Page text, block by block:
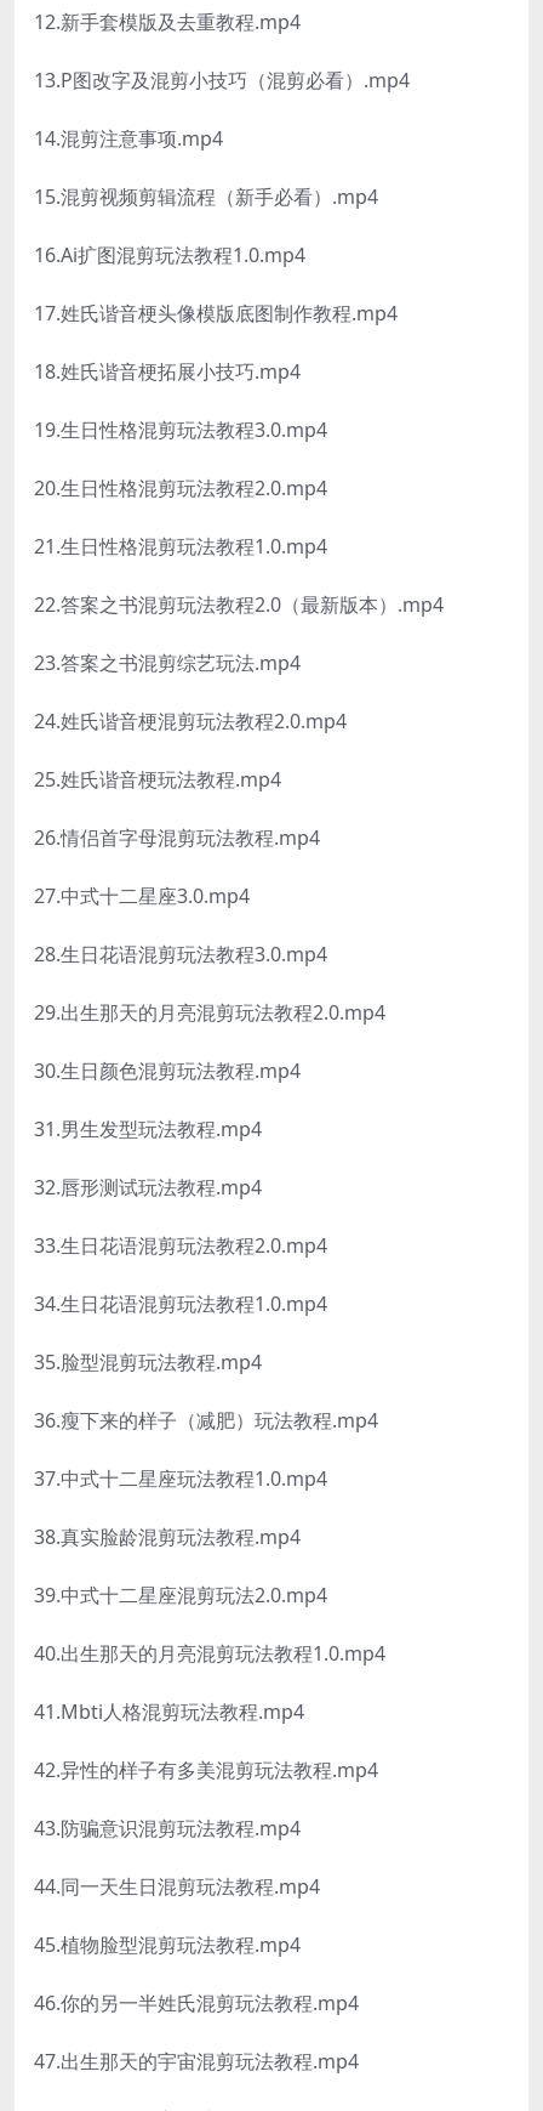
12.新手套模版及去重教程.mp4
13.P图改字及混剪小技巧（混剪必看）.mp4
14.混剪注意事项.mp4
15.混剪视频剪辑流程（新手必看）.mp4
16.Ai扩图混剪玩法教程1.0.mp4
17.姓氏谐音梗头像模版底图制作教程.mp4
18.姓氏谐音梗拓展小技巧.mp4
19.生日性格混剪玩法教程3.0.mp4
20.生日性格混剪玩法教程2.0.mp4
21.生日性格混剪玩法教程1.0.mp4
22.答案之书混剪玩法教程2.0（最新版本）.mp4
23.答案之书混剪综艺玩法.mp4
24.姓氏谐音梗混剪玩法教程2.0.mp4
25.姓氏谐音梗玩法教程.mp4
26.情侣首字母混剪玩法教程.mp4
27.中式十二星座3.0.mp4
28.生日花语混剪玩法教程3.0.mp4
29.出生那天的月亮混剪玩法教程2.0.mp4
30.生日颜色混剪玩法教程.mp4
31.男生发型玩法教程.mp4
32.唇形测试玩法教程.mp4
33.生日花语混剪玩法教程2.0.mp4
34.生日花语混剪玩法教程1.0.mp4
35.脸型混剪玩法教程.mp4
36.瘦下来的样子（减肥）玩法教程.mp4
37.中式十二星座玩法教程1.0.mp4
38.真实脸龄混剪玩法教程.mp4
39.中式十二星座混剪玩法2.0.mp4
40.出生那天的月亮混剪玩法教程1.0.mp4
41.Mbti人格混剪玩法教程.mp4
42.异性的样子有多美混剪玩法教程.mp4
43.防骗意识混剪玩法教程.mp4
44.同一天生日混剪玩法教程.mp4
45.植物脸型混剪玩法教程.mp4
46.你的另一半姓氏混剪玩法教程.mp4
47.出生那天的宇宙混剪玩法教程.mp4